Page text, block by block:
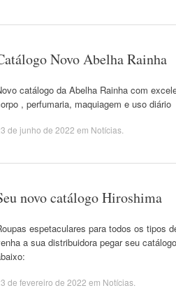
Novo Abelha Rainha
catálogo da Abelha Rainha com
, perfumaria, maquiagem e uso diário
de junho de 2022 em Notícias.
novo catálogo Hiroshima
espetaculares para todos os tipos
a sua distribuidora pegar seu
de fevereiro de 2022 em Notícias.